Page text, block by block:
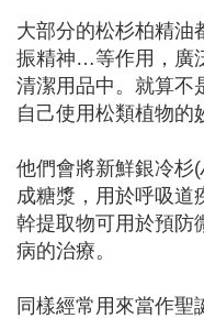
大部分的松杉柏精油
振精神…等作用，廣
清潔用品中。就算不
自己使用松類植物的
他們會將新鮮銀冷杉(
成糖漿，用於呼吸道
幹提取物可用於預防
病的治療。
同樣經常用來當作聖